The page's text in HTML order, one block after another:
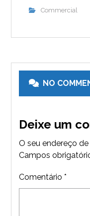
Commercial
NO
Deixe um
O seu endereço
Campos
Comentário*